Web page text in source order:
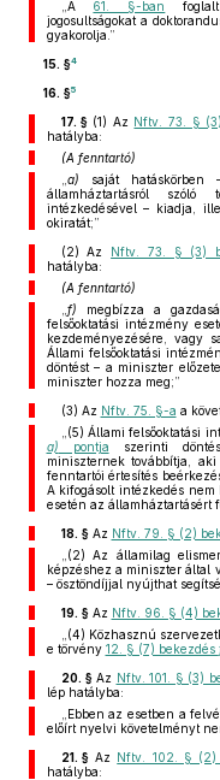
„A 61. §-ban
foglalt
jogosultságokat a
gyakorolja.”
15. §4
16. §5
17. §(1) Az Nftv. 73. §
hatályba:
(A fenntartó)
a) saját hatáskörben
államháztartásról
intézkedésével – kiadja,
okiratát;”
(2) Az Nftv. 73. § (3)
hatályba:
(A fenntartó)
f) megbízza a
felsőoktatási intézmény
kezdeményezésére, vagy
Állami felsőoktatási
döntést – a miniszter
miniszter hozza meg;”
(3) Az Nftv. 75. §-a a
„(5) Állami felsőoktatási
a) pontja szerinti
miniszternek továbbítja,
fenntartói értesítés
A kifogásolt intézkedés
esetén az államháztartásért
18. §Az Nftv. 79. § (2)
„(2) Az államilag
képzéshez a miniszter által
– ösztöndíjjal nyújthat
19. §Az Nftv. 96. § (4)
„(4) Közhasznú
e törvény 12. § (7) bekezdés
20. §Az Nftv. 101. § (3)
lép hatályba:
„Ebben az esetben a
előírt nyelvi követelményt
21. §Az Nftv. 102. §
hatályba: